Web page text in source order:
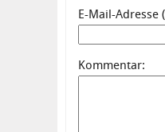
E-Mail-
Kommentar: